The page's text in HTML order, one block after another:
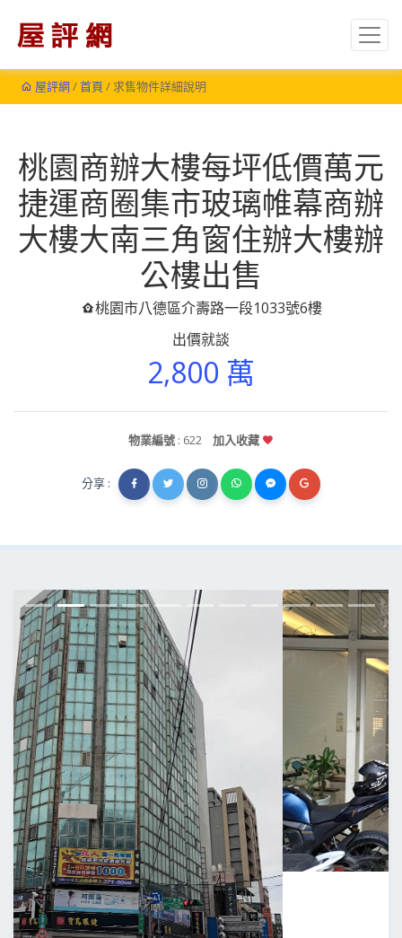
屋評網/首頁 / 求售物件詳細說明
桃園商辦大樓每坪低價萬元
捷運商圈集市玻璃帷幕商辦
大樓大南三角窗住辦大樓辦
公樓出售
桃園市八德區介壽路一段1033號6樓
出價就談
2,800 萬
物業編號 : 622 加入收藏
分享 :